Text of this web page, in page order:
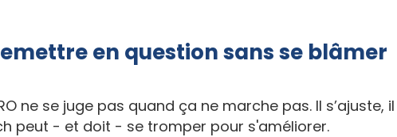
en question sans se blâmer
ne se juge pas quand ça ne marche pas. Il
peut - et doit - se tromper pour s'améliorer.